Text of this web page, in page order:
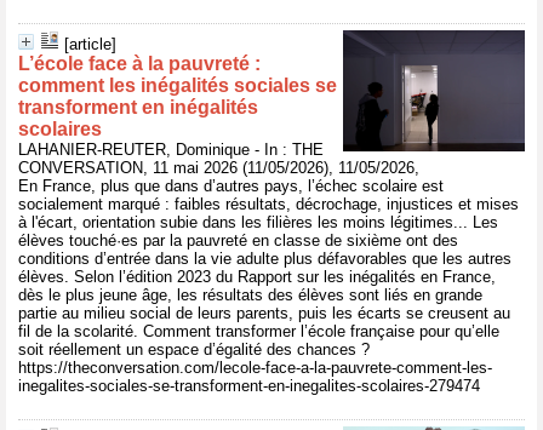
[article]
L’école face à la pauvreté :
comment les inégalités sociales se
transforment en inégalités
scolaires
LAHANIER-REUTER, Dominique - In : THE
CONVERSATION, 11 mai 2026 (11/05/2026), 11/05/2026,
En France, plus que dans d’autres pays, l’échec scolaire est
socialement marqué : faibles résultats, décrochage, injustices et mises
à l'écart, orientation subie dans les filières les moins légitimes... Les
élèves touché·es par la pauvreté en classe de sixième ont des
conditions d’entrée dans la vie adulte plus défavorables que les autres
élèves. Selon l’édition 2023 du Rapport sur les inégalités en France,
dès le plus jeune âge, les résultats des élèves sont liés en grande
partie au milieu social de leurs parents, puis les écarts se creusent au
fil de la scolarité. Comment transformer l’école française pour qu’elle
soit réellement un espace d’égalité des chances ?
https://theconversation.com/lecole-face-a-la-pauvrete-comment-les-
inegalites-sociales-se-transforment-en-inegalites-scolaires-279474